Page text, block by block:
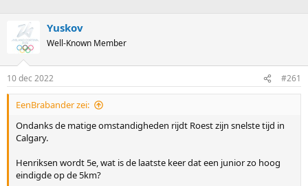
Yuskov
Well-Known Member
10 dec 2022 #261
EenBrabander zei:
Ondanks de matige omstandigheden rijdt Roest zijn snelste tijd in
Calgary.
Henriksen wordt 5e, wat is de laatste keer dat een junior zo hoog
eindigde op de 5km?